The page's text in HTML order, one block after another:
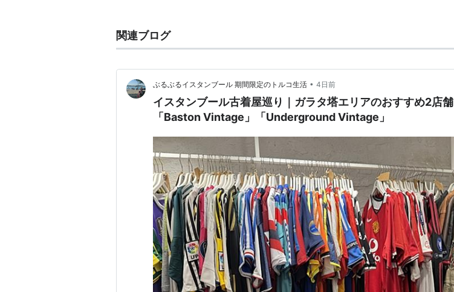
関連ブログ
ぶるぶるイスタンブール 期間限定のトルコ生活 • 4日前
イスタンブール古着屋巡り｜ガラタ塔エリアのおすすめ2店舗
「Baston Vintage」「Underground Vintage」